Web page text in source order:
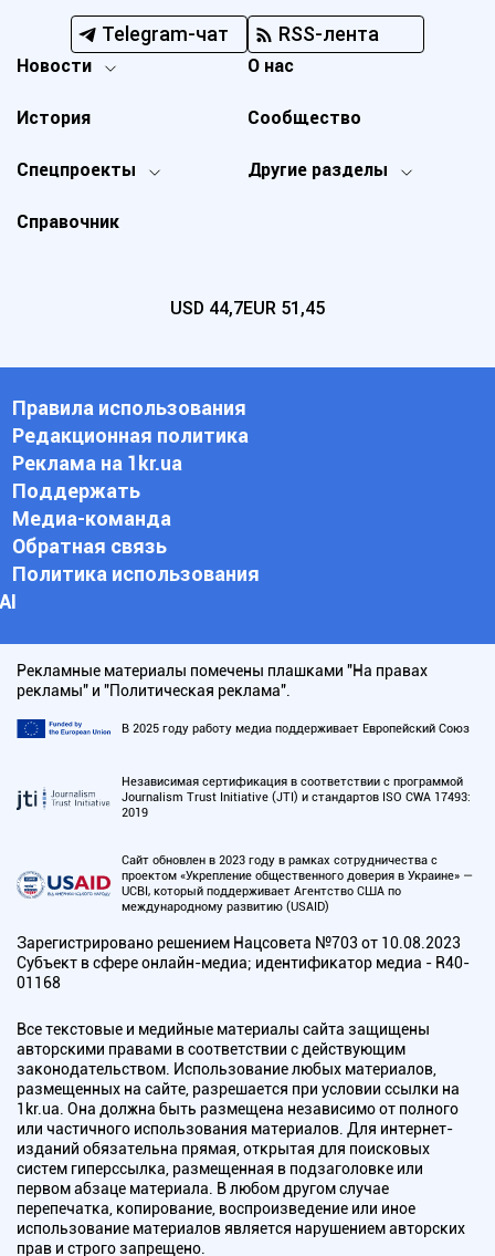
Telegram-чат RSS-лента
Новости
Спецпроекты Другие разделы
История
О нас
Справочник
Сообщество
USD 44,7EUR 51,45
Правила использования
Редакционная политика
Реклама на 1kr.ua
Поддержать
Медиа-команда
Обратная связь
Политика использования
АI
Рекламные материалы помечены плашками "На правах
рекламы" и "Политическая реклама".
В 2025 году работу медиа поддерживает Европейский Союз
Независимая сертификация в соответствии с программой
Journalism Trust Initiative (JTI) и стандартов ISO CWA 17493:
2019
Сайт обновлен в 2023 году в рамках сотрудничества с
проектом «Укрепление общественного доверия в Украине» —
UCBI, который поддерживает Агентство США по
международному развитию (USAID)
Зарегистрировано решением Нацсовета №703 от 10.08.2023
Субъект в сфере онлайн-медиа; идентификатор медиа - R40-
01168
Все текстовые и медийные материалы сайта защищены
авторскими правами в соответствии с действующим
законодательством. Использование любых материалов,
размещенных на сайте, разрешается при условии ссылки на
1kr.ua. Она должна быть размещена независимо от полного
или частичного использования материалов. Для интернет-
изданий обязательна прямая, открытая для поисковых
систем гиперссылка, размещенная в подзаголовке или
первом абзаце материала. В любом другом случае
перепечатка, копирование, воспроизведение или иное
использование материалов является нарушением авторских
прав и строго запрещено.